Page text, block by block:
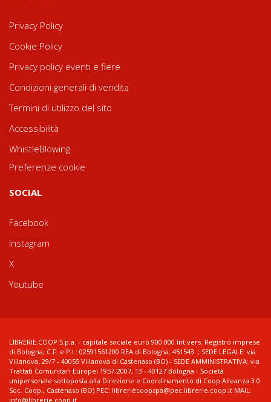
Privacy Policy
Cookie Policy
Privacy policy eventi e fiere
Condizioni generali di vendita
Termini di utilizzo del sito
Accessibilità
WhistleBlowing
Preferenze cookie
SOCIAL
Facebook
Instagram
X
Youtube
LIBRERIE.COOP S.p.a. - capitale sociale euro 900.000 int.vers. Registro imprese
di Bologna, C.F. e P.I.: 02591561200 REA di Bologna: 451543 ; SEDE LEGALE: via
Villanova, 29/7 - 40055 Villanova di Castenaso (BO) - SEDE AMMINISTRATIVA: via
Trattati Comunitari Europei 1957-2007, 13 - 40127 Bologna - Società
unipersonale sottoposta alla Direzione e Coordinamento di Coop Alleanza 3.0
Soc. Coop., Castenaso (BO) PEC: libreriecoopspa@pec.librerie.coop.it MAIL:
info@librerie.coop.it